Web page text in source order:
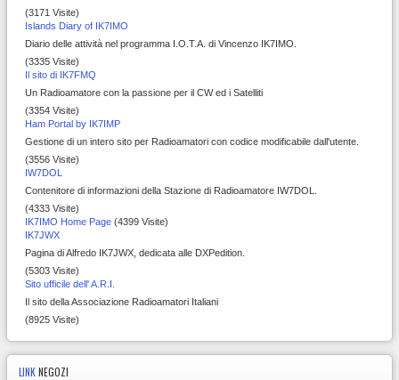
(3171 Visite)
Islands Diary of IK7IMO
Diario delle attività nel programma I.O.T.A. di Vincenzo IK7IMO.
(3335 Visite)
Il sito di IK7FMQ
Un Radioamatore con la passione per il CW ed i Satelliti
(3354 Visite)
Ham Portal by IK7IMP
Gestione di un intero sito per Radioamatori con codice modificabile dall'utente.
(3556 Visite)
IW7DOL
Contenitore di informazioni della Stazione di Radioamatore IW7DOL.
(4333 Visite)
IK7IMO Home Page (4399 Visite)
IK7JWX
Pagina di Alfredo IK7JWX, dedicata alle DXPedition.
(5303 Visite)
Sito ufficile dell' A.R.I.
Il sito della Associazione Radioamatori Italiani
(8925 Visite)
LINK NEGOZI